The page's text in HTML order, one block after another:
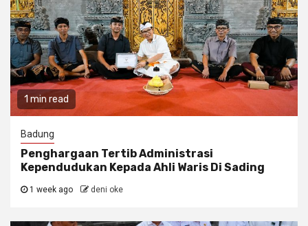
1 min read
Badung
Penghargaan Tertib Administrasi
Kependudukan Kepada Ahli Waris Di Sading
1 week ago deni oke